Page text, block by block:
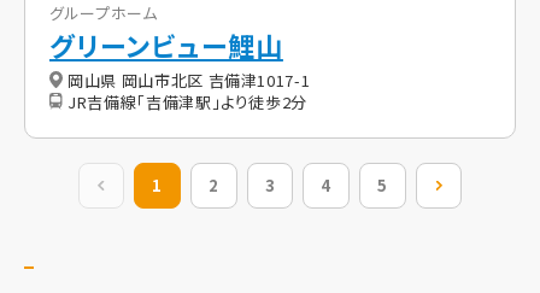
グループホーム
グリーンビュー鯉山
岡山県 岡山市北区 吉備津1017-1
JR吉備線「吉備津駅」より徒歩2分
前の20件
1 2 3 4 5